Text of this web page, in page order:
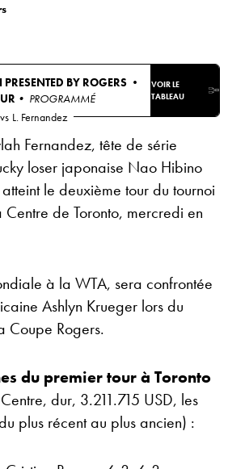
BY ROGERS •
• PROGRAMMÉ
VOIR LE
TABLEAU
vs L. Fernandez
Fernandez, tête de série
loser japonaise Nao Hibino
le deuxième tour du tournoi
Centre de Toronto, mercredi en
à la WTA, sera confrontée
Ashlyn Krueger lors du
Coupe Rogers.
du premier tour à Toronto
dur, 3.211.715 USD, les
plus récent au plus ancien) :